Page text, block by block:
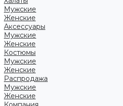
Мужские
Женские
Аксессуары
Мужские
Женские
Костюмы
Мужские
Женские
Распродажа
Мужские
Женские